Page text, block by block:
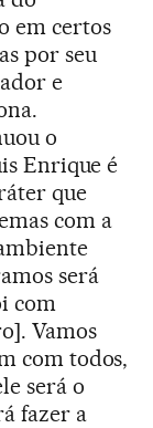
em certos
por seu
e
o
Enrique é
que
com a
será
com
Vamos
com todos,
será o
fazer a